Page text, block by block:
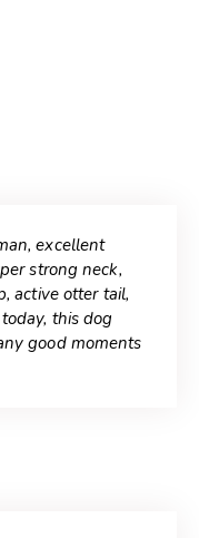
excellent
strong neck,
active otter tail,
this dog
good moments